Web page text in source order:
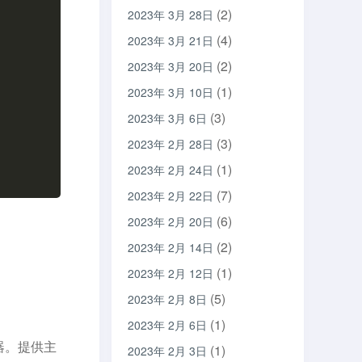
提供主
2023年 3月 28日 (2)
2023年 3月 21日 (4)
2023年 3月 20日 (2)
2023年 3月 10日 (1)
2023年 3月 6日 (3)
2023年 2月 28日 (3)
2023年 2月 24日 (1)
2023年 2月 22日 (7)
2023年 2月 20日 (6)
2023年 2月 14日 (2)
2023年 2月 12日 (1)
2023年 2月 8日 (5)
2023年 2月 6日 (1)
2023年 2月 3日 (1)